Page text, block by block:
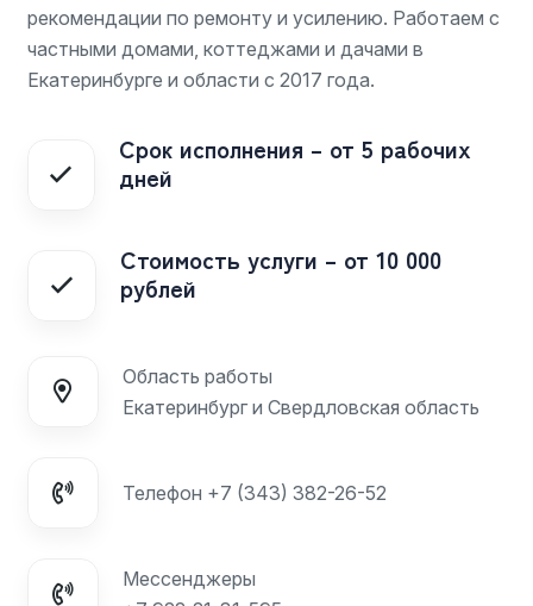
рекомендации по ремонту и усилению. Работаем с
частными домами, коттеджами и дачами в
Екатеринбурге и области с 2017 года.
Срок исполнения – от 5 рабочих
дней
Стоимость услуги – от 10 000
рублей
Область работы
Екатеринбург и Свердловская область
Телефон +7 (343) 382-26-52
Мессенджеры